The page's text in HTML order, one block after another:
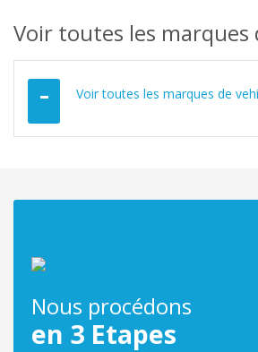
Voir toutes les marques
Voir toutes les marques de
Nous procédons
en 3 Etapes